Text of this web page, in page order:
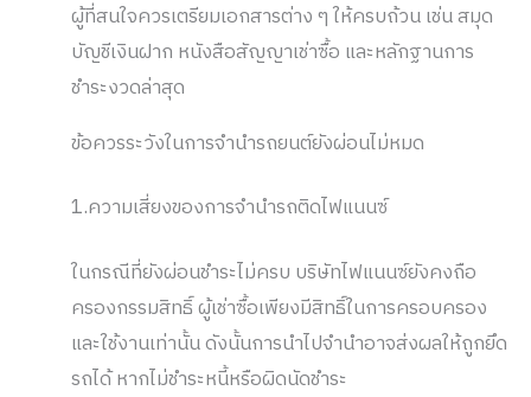
ผู้ที่สนใจควรเตรียมเอกสารต่าง ๆ ให้ครบถ้วน เช่น สมุด
บัญชีเงินฝาก หนังสือสัญญาเช่าซื้อ และหลักฐานการ
ชำระงวดล่าสุด
ข้อควรระวังในการจำนำรถยนต์ยังผ่อนไม่หมด
1.ความเสี่ยงของการจำนำรถติดไฟแนนซ์
ในกรณีที่ยังผ่อนชำระไม่ครบ บริษัทไฟแนนซ์ยังคงถือ
ครองกรรมสิทธิ์ ผู้เช่าซื้อเพียงมีสิทธิ์ในการครอบครอง
และใช้งานเท่านั้น ดังนั้นการนำไปจำนำอาจส่งผลให้ถูกยึด
รถได้ หากไม่ชำระหนี้หรือผิดนัดชำระ